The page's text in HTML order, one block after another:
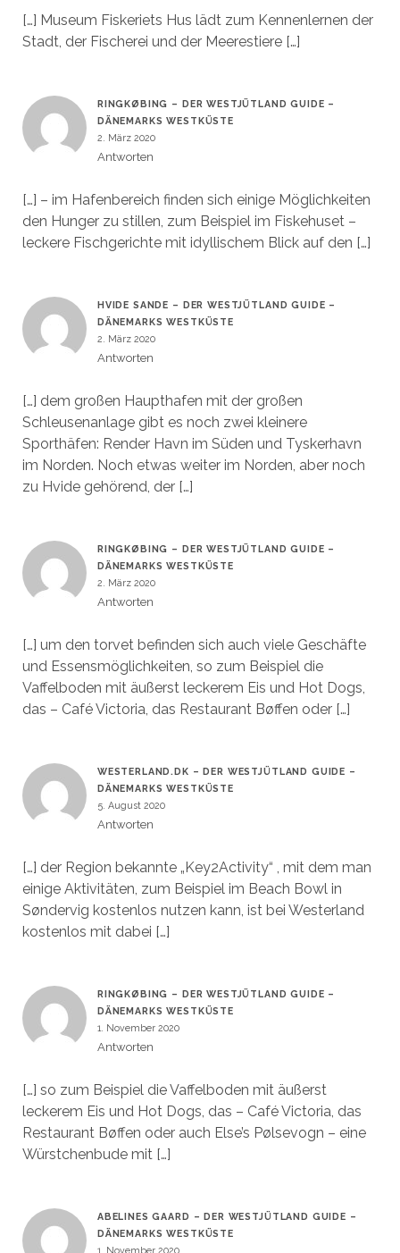
[…] Museum Fiskeriets Hus lädt zum Kennenlernen der
Stadt, der Fischerei und der Meerestiere […]
RINGKØBING – DER WESTJÜTLAND GUIDE –
DÄNEMARKS WESTKÜSTE
2. März 2020
Antworten
[…] – im Hafenbereich finden sich einige Möglichkeiten
den Hunger zu stillen, zum Beispiel im Fiskehuset –
leckere Fischgerichte mit idyllischem Blick auf den […]
HVIDE SANDE – DER WESTJÜTLAND GUIDE –
DÄNEMARKS WESTKÜSTE
2. März 2020
Antworten
[…] dem großen Haupthafen mit der großen
Schleusenanlage gibt es noch zwei kleinere
Sporthäfen: Render Havn im Süden und Tyskerhavn
im Norden. Noch etwas weiter im Norden, aber noch
zu Hvide gehörend, der […]
RINGKØBING – DER WESTJÜTLAND GUIDE –
DÄNEMARKS WESTKÜSTE
2. März 2020
Antworten
[…] um den torvet befinden sich auch viele Geschäfte
und Essensmöglichkeiten, so zum Beispiel die
Vaffelboden mit äußerst leckerem Eis und Hot Dogs,
das – Café Victoria, das Restaurant Bøffen oder […]
WESTERLAND.DK – DER WESTJÜTLAND GUIDE –
DÄNEMARKS WESTKÜSTE
5. August 2020
Antworten
[…] der Region bekannte „Key2Activity“ , mit dem man
einige Aktivitäten, zum Beispiel im Beach Bowl in
Søndervig kostenlos nutzen kann, ist bei Westerland
kostenlos mit dabei […]
RINGKØBING – DER WESTJÜTLAND GUIDE –
DÄNEMARKS WESTKÜSTE
1. November 2020
Antworten
[…] so zum Beispiel die Vaffelboden mit äußerst
leckerem Eis und Hot Dogs, das – Café Victoria, das
Restaurant Bøffen oder auch Else’s Pølsevogn – eine
Würstchenbude mit […]
ABELINES GAARD – DER WESTJÜTLAND GUIDE –
DÄNEMARKS WESTKÜSTE
1. November 2020